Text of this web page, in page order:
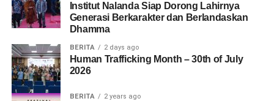
Institut Nalanda Siap Dorong Lahirnya
Generasi Berkarakter dan Berlandaskan
Dhamma
BERITA 2 days ago
Human Trafficking Month – 30th of July
2026
BERITA 2 years ago